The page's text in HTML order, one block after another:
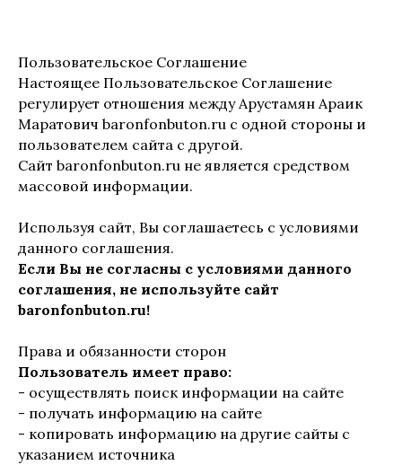
Пользовательское Соглашение
Настоящее Пользовательское Соглашение
регулирует отношения между Арустамян Араик
Маратович baronfonbuton.ru с одной стороны и
пользователем сайта с другой.
Сайт baronfonbuton.ru не является средством
массовой информации.
Используя сайт, Вы соглашаетесь с условиями
данного соглашения.
Если Вы не согласны с условиями данного
соглашения, не используйте сайт
baronfonbuton.ru!
Права и обязанности сторон
Пользователь имеет право:
- осуществлять поиск информации на сайте
- получать информацию на сайте
- копировать информацию на другие сайты с
указанием источника